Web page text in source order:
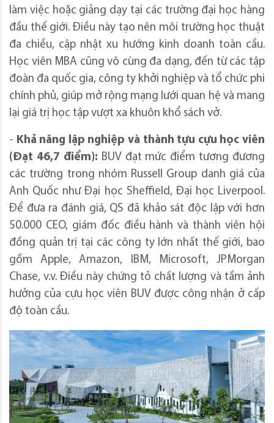
làm việc hoặc giảng dạy tại các trường đại học hàng
đầu thế giới. Điều này tạo nên môi trường học thuật
đa chiều, cập nhật xu hướng kinh doanh toàn cầu.
Học viên MBA cũng vô cùng đa dạng, đến từ các tập
đoàn đa quốc gia, công ty khởi nghiệp và tổ chức phi
chính phủ, giúp mở rộng mạng lưới quan hệ và mang
lại giá trị học tập vượt xa khuôn khổ sách vở.
- Khả năng lập nghiệp và thành tựu cựu học viên
(Đạt 46,7 điểm): BUV đạt mức điểm tương đương
các trường trong nhóm Russell Group danh giá của
Anh Quốc như Đại học Sheffield, Đại học Liverpool.
Để đưa ra đánh giá, QS đã khảo sát độc lập với hơn
50.000 CEO, giám đốc điều hành và thành viên hội
đồng quản trị tại các công ty lớn nhất thế giới, bao
gồm Apple, Amazon, IBM, Microsoft, JPMorgan
Chase, v.v. Điều này chứng tỏ chất lượng và tầm ảnh
hưởng của cựu học viên BUV được công nhận ở cấp
độ toàn cầu.